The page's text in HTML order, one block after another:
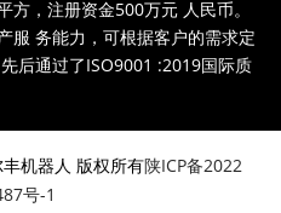
，注册资金500万元 人民币。
服 务能力，可根据客户的需求定
后通过了ISO9001 :2019国际质
机器人 版权所有陕ICP备2022
号-1